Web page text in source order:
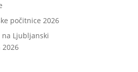
počitnice 2026
na Ljubljanski
2026